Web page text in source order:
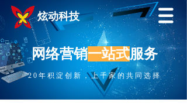
炫动科技
网络营销一站式服务
20年积淀创新，上千家的共同选择